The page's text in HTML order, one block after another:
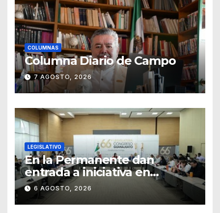
COLUMNAS
Columna Diario de Campo
7 AGOSTO, 2026
LEGISLATIVO
En la Permanente dan
entrada a iniciativa en
materia notarial
6 AGOSTO, 2026